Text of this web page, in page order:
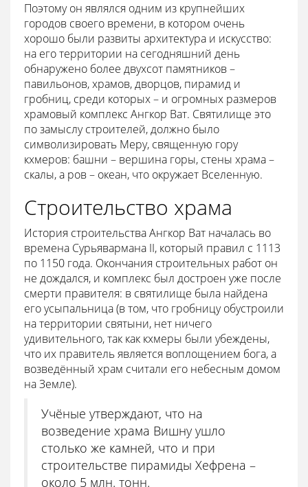
Поэтому он являлся одним из крупнейших
городов своего времени, в котором очень
хорошо были развиты архитектура и искусство:
на его территории на сегодняшний день
обнаружено более двухсот памятников –
павильонов, храмов, дворцов, пирамид и
гробниц, среди которых – и огромных размеров
храмовый комплекс Ангкор Ват. Святилище это
по замыслу строителей, должно было
символизировать Меру, священную гору
кхмеров: башни – вершина горы, стены храма –
скалы, а ров – океан, что окружает Вселенную.
Строительство храма
История строительства Ангкор Ват началась во
времена Сурьявармана II, который правил с 1113
по 1150 года. Окончания строительных работ он
не дождался, и комплекс был достроен уже после
смерти правителя: в святилище была найдена
его усыпальница (в том, что гробницу обустроили
на территории святыни, нет ничего
удивительного, так как кхмеры были убеждены,
что их правитель является воплощением бога, а
возведённый храм считали его небесным домом
на Земле).
Учёные утверждают, что на
возведение храма Вишну ушло
столько же камней, что и при
строительстве пирамиды Хефрена –
около 5 млн. тонн.